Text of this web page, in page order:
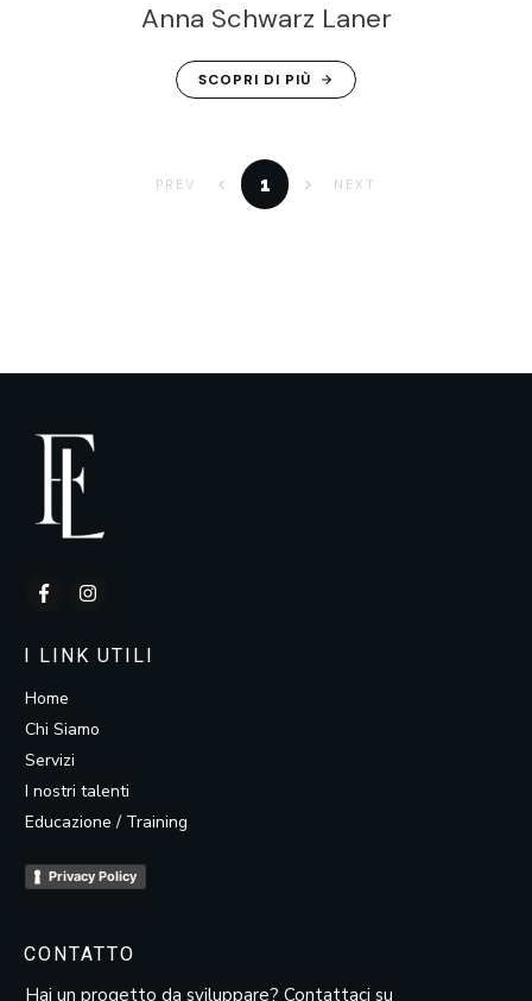
Anna Schwarz Laner
SCOPRI DI PIÙ
PREV 1 NEXT
I LINK UTILI
Home
Chi Siamo
Servizi
I nostri talenti
Educazione / Training
Privacy Policy
CONTATTO
Hai un progetto da sviluppare? Contattaci su